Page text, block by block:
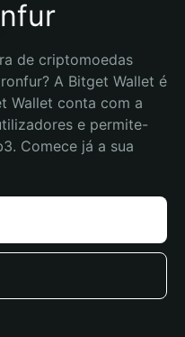
de criptomoedas
A Bitget Wallet é
Wallet conta com a
e permite-
Comece já a sua